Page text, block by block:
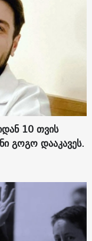
10 თვის
გოგო დააკავეს.